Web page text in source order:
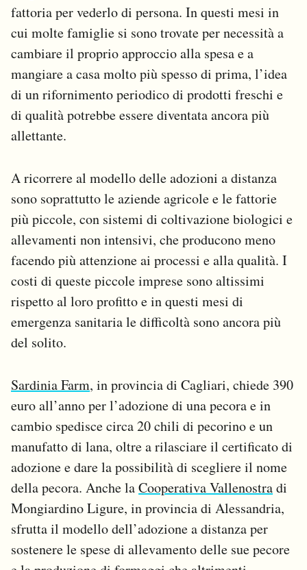
fattoria per vederlo di persona. In questi mesi in
cui molte famiglie si sono trovate per necessità a
cambiare il proprio approccio alla spesa e a
mangiare a casa molto più spesso di prima, l’idea
di un rifornimento periodico di prodotti freschi e
di qualità potrebbe essere diventata ancora più
allettante.
A ricorrere al modello delle adozioni a distanza
sono soprattutto le aziende agricole e le fattorie
più piccole, con sistemi di coltivazione biologici e
allevamenti non intensivi, che producono meno
facendo più attenzione ai processi e alla qualità. I
costi di queste piccole imprese sono altissimi
rispetto al loro profitto e in questi mesi di
emergenza sanitaria le difficoltà sono ancora più
del solito.
Sardinia Farm, in provincia di Cagliari, chiede 390
euro all’anno per l’adozione di una pecora e in
cambio spedisce circa 20 chili di pecorino e un
manufatto di lana, oltre a rilasciare il certificato di
adozione e dare la possibilità di scegliere il nome
della pecora. Anche laCooperativa Vallenostradi
Mongiardino Ligure, in provincia di Alessandria,
sfrutta il modello dell’adozione a distanza per
sostenere le spese di allevamento delle sue pecore